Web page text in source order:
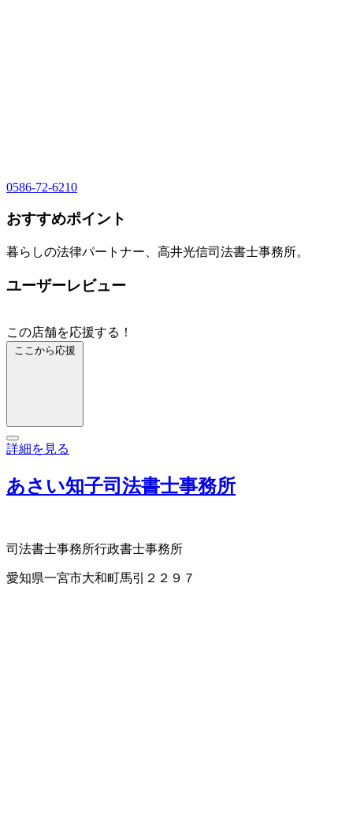
0586-72-6210
おすすめポイント
暮らしの法律パートナー、高井光信司法書士事務所。
ユーザーレビュー
この店舗を応援する！
ここから応援
詳細を見る
あさい知子司法書士事務所
司法書士事務所行政書士事務所
愛知県一宮市大和町馬引２２９７